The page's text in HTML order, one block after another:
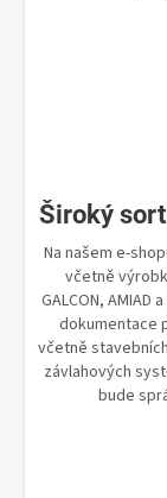
Široký
Na našem e-
včetně
GALCON,
dokumentace
včetně
závlahových
bude